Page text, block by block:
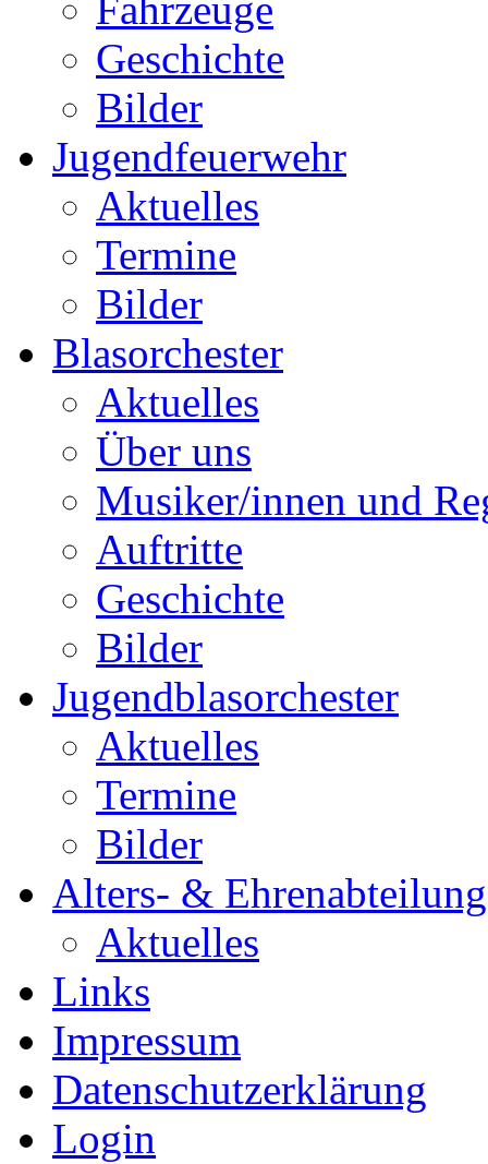
Fahrzeuge
Geschichte
Bilder
Jugendfeuerwehr
Aktuelles
Termine
Bilder
Blasorchester
Aktuelles
Über uns
Musiker/innen und
Auftritte
Geschichte
Bilder
Jugendblasorchester
Aktuelles
Termine
Bilder
Alters- & Ehrenabteilung
Aktuelles
Links
Impressum
Datenschutzerklärung
Login